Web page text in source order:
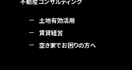
土地有効活用
賃貸経営
空き家でお困りの方へ